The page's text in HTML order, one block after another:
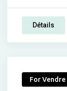
Détails
For Vendre